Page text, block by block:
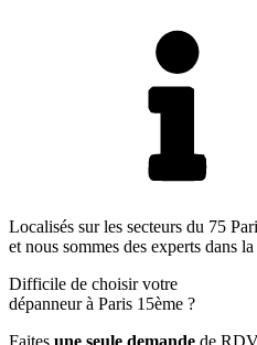
Localisés sur les secteurs du 75
et nous sommes des experts dans
Difficile de choisir votre
dépanneur à Paris 15ème ?